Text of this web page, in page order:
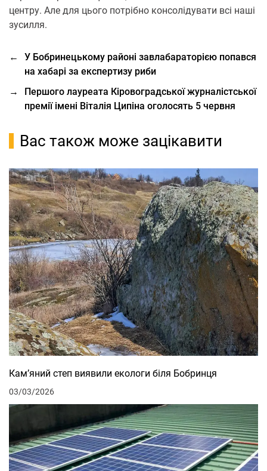
центру. Але для цього потрібно консолідувати всі наші
зусилля.
←
У Бобринецькому районі завлабараторією попався
на хабарі за експертизу риби
→
Першого лауреата Кіровоградської журналістської
премії імені Віталія Ципіна оголосять 5 червня
Вас також може зацікавити
Кам’яний степ виявили екологи біля Бобринця
03/03/2026